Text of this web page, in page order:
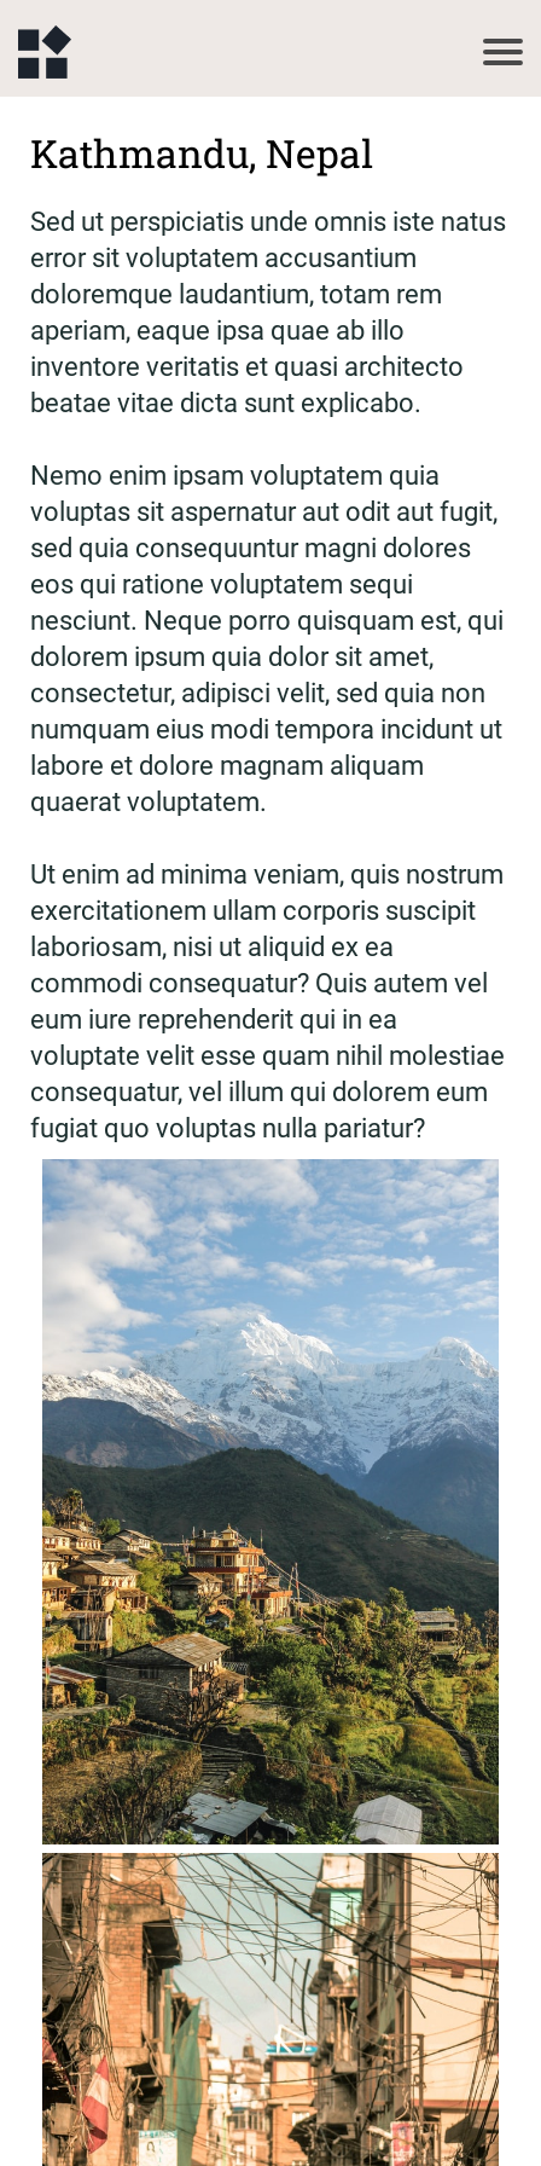
Kathmandu, Nepal
Sed ut perspiciatis unde omnis iste natus
error sit voluptatem accusantium
doloremque laudantium, totam rem
aperiam, eaque ipsa quae ab illo
inventore veritatis et quasi architecto
beatae vitae dicta sunt explicabo.
Nemo enim ipsam voluptatem quia
voluptas sit aspernatur aut odit aut fugit,
sed quia consequuntur magni dolores
eos qui ratione voluptatem sequi
nesciunt. Neque porro quisquam est, qui
dolorem ipsum quia dolor sit amet,
consectetur, adipisci velit, sed quia non
numquam eius modi tempora incidunt ut
labore et dolore magnam aliquam
quaerat voluptatem.
Ut enim ad minima veniam, quis nostrum
exercitationem ullam corporis suscipit
laboriosam, nisi ut aliquid ex ea
commodi consequatur? Quis autem vel
eum iure reprehenderit qui in ea
voluptate velit esse quam nihil molestiae
consequatur, vel illum qui dolorem eum
fugiat quo voluptas nulla pariatur?